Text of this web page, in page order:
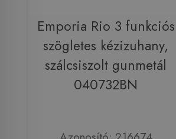
Emporia Rio 3 funkciós
szögletes kézizuhany,
szálcsiszolt gunmetál
040732BN